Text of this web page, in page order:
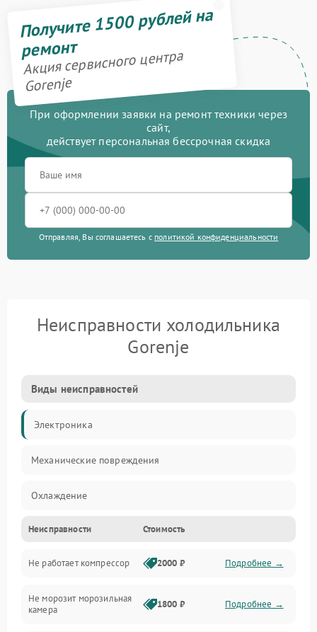
Получите 1500 рублей на
ремонт
Акция сервисного центра
Gorenje
При оформлении заявки на ремонт техники через
сайт,
действует персональная бессрочная скидка
Отправляя, Вы соглашаетесь с политикой конфиденциальности
Неисправности холодильника
Gorenje
Виды неисправностей
Электроника
Механические повреждения
Охлаждение
Механика
Электропитание
Дренаж
Неисправности Стоимость
Не работает компрессор 2000 ₽ Подробнее →
Не морозит морозильная
камера
1800 ₽ Подробнее →